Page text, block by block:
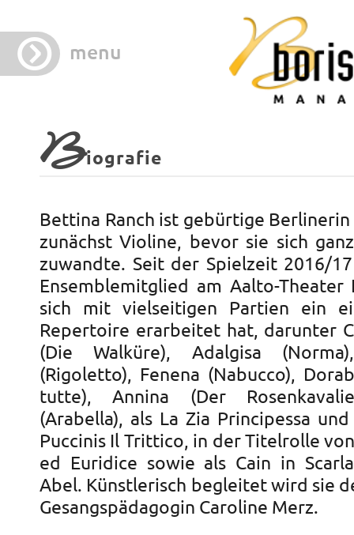
menu
Biografie
Bettina Ranch ist gebürtige
zunächst Violine, bevor sie sich
zuwandte. Seit der Spielzeit 2016/
Ensemblemitglied am Aalto-Theater
sich mit vielseitigen Partien ein
Repertoire erarbeitet hat, darunter
(Die Walküre), Adalgisa
(Rigoletto), Fenena (Nabucco),
tutte), Annina (Der
(Arabella), als La Zia Principessa
Puccinis Il Trittico, in der Titelrolle
ed Euridice sowie als Cain in
Abel. Künstlerisch begleitet wird sie
Gesangspädagogin Caroline Merz.